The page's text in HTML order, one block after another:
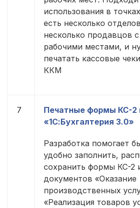
использования в
есть несколько
несколько продавцов
рабочими местами, и
печатать кассовые
ККМ
7
Печатные формы КС-2
«1С:Бухгалтерия 3.0»
Разработка помогает
удобно заполнить,
сохранить формы КС-2
документов «Оказание
производственных
«Реализация товаров